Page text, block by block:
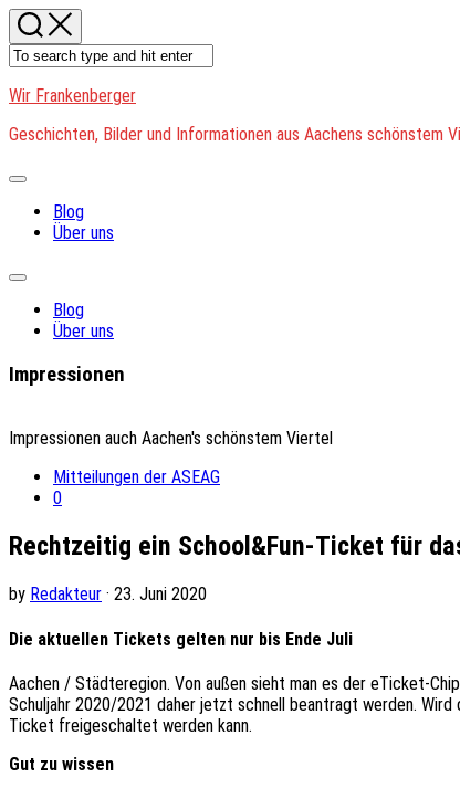
Skip
to
content
Wir Frankenberger
Geschichten, Bilder und Informationen aus Aachens schönstem
Expand
Blog
Über uns
Expand
Blog
Über uns
Impressionen
Impressionen auch Aachen's schönstem Viertel
Mitteilungen der ASEAG
0
Rechtzeitig ein School&Fun-Ticket für
by Redakteur · 23. Juni 2020
Die aktuellen Tickets gelten nur bis Ende Juli
Aachen / Städteregion. Von außen sieht man es der eTicket-
Schuljahr 2020/2021 daher jetzt schnell beantragt werden. Wird
Ticket freigeschaltet werden kann.
Gut zu wissen